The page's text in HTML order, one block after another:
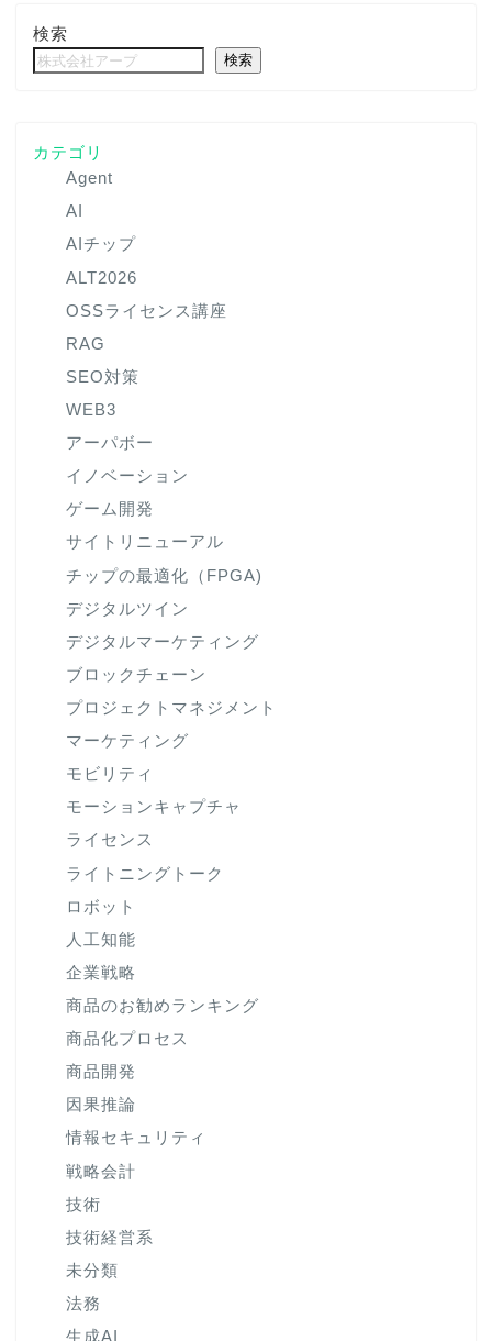
検索
検索
カテゴリ
Agent
AI
AIチップ
ALT2026
OSSライセンス講座
RAG
SEO対策
WEB3
アーパボー
イノベーション
ゲーム開発
サイトリニューアル
チップの最適化（FPGA)
デジタルツイン
デジタルマーケティング
ブロックチェーン
プロジェクトマネジメント
マーケティング
モビリティ
モーションキャプチャ
ライセンス
ライトニングトーク
ロボット
人工知能
企業戦略
商品のお勧めランキング
商品化プロセス
商品開発
因果推論
情報セキュリティ
戦略会計
技術
技術経営系
未分類
法務
生成AI